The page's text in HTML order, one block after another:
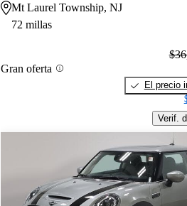
Mt Laurel Township, NJ
72 millas
Gran oferta
El precio
Verif.